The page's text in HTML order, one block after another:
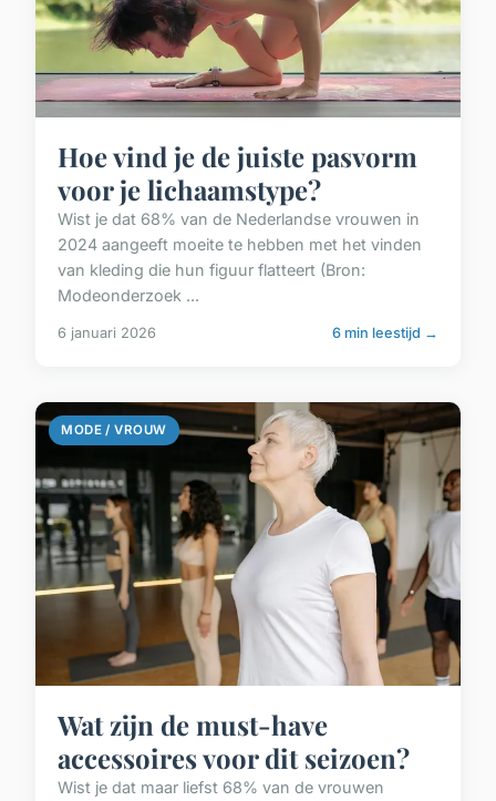
Hoe vind je de juiste pasvorm
voor je lichaamstype?
Wist je dat 68% van de Nederlandse vrouwen in
2024 aangeeft moeite te hebben met het vinden
van kleding die hun figuur flatteert (Bron:
Modeonderzoek ...
6 januari 2026 6 min leestijd →
MODE / VROUW
Wat zijn de must-have
accessoires voor dit seizoen?
Wist je dat maar liefst 68% van de vrouwen